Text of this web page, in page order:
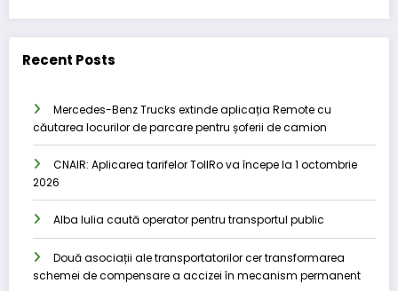
Recent Posts
Mercedes-Benz Trucks extinde aplicația Remote cu
căutarea locurilor de parcare pentru șoferii de camion
CNAIR: Aplicarea tarifelor TollRo va începe la 1 octombrie
2026
Alba Iulia caută operator pentru transportul public
Două asociații ale transportatorilor cer transformarea
schemei de compensare a accizei în mecanism permanent